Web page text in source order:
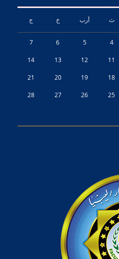
ث أرب خ ج
4
5
6
7
11
12
13
14
18
19
20
21
25
26
27
28